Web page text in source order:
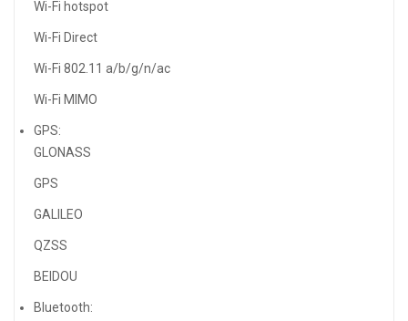
Wi-Fi hotspot
Wi-Fi Direct
Wi-Fi 802.11 a/b/g/n/ac
Wi-Fi MIMO
GPS:
GLONASS
GPS
GALILEO
QZSS
BEIDOU
Bluetooth: